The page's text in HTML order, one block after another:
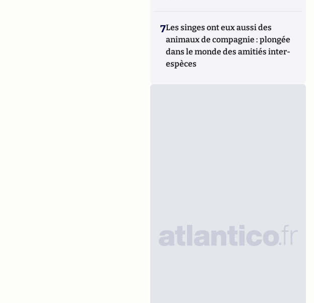
7Les singes ont eux aussi des
animaux de compagnie : plongée
dans le monde des amitiés inter-
espèces